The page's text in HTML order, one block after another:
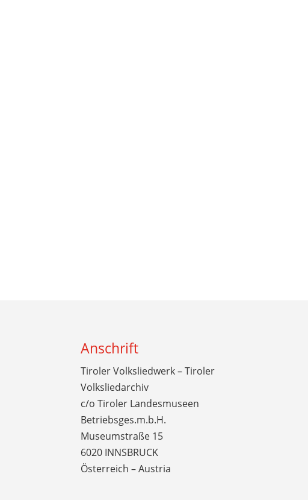
Anschrift
Tiroler Volksliedwerk – Tiroler
Volksliedarchiv
c/o Tiroler Landesmuseen
Betriebsges.m.b.H.
Museumstraße 15
6020 INNSBRUCK
Österreich – Austria